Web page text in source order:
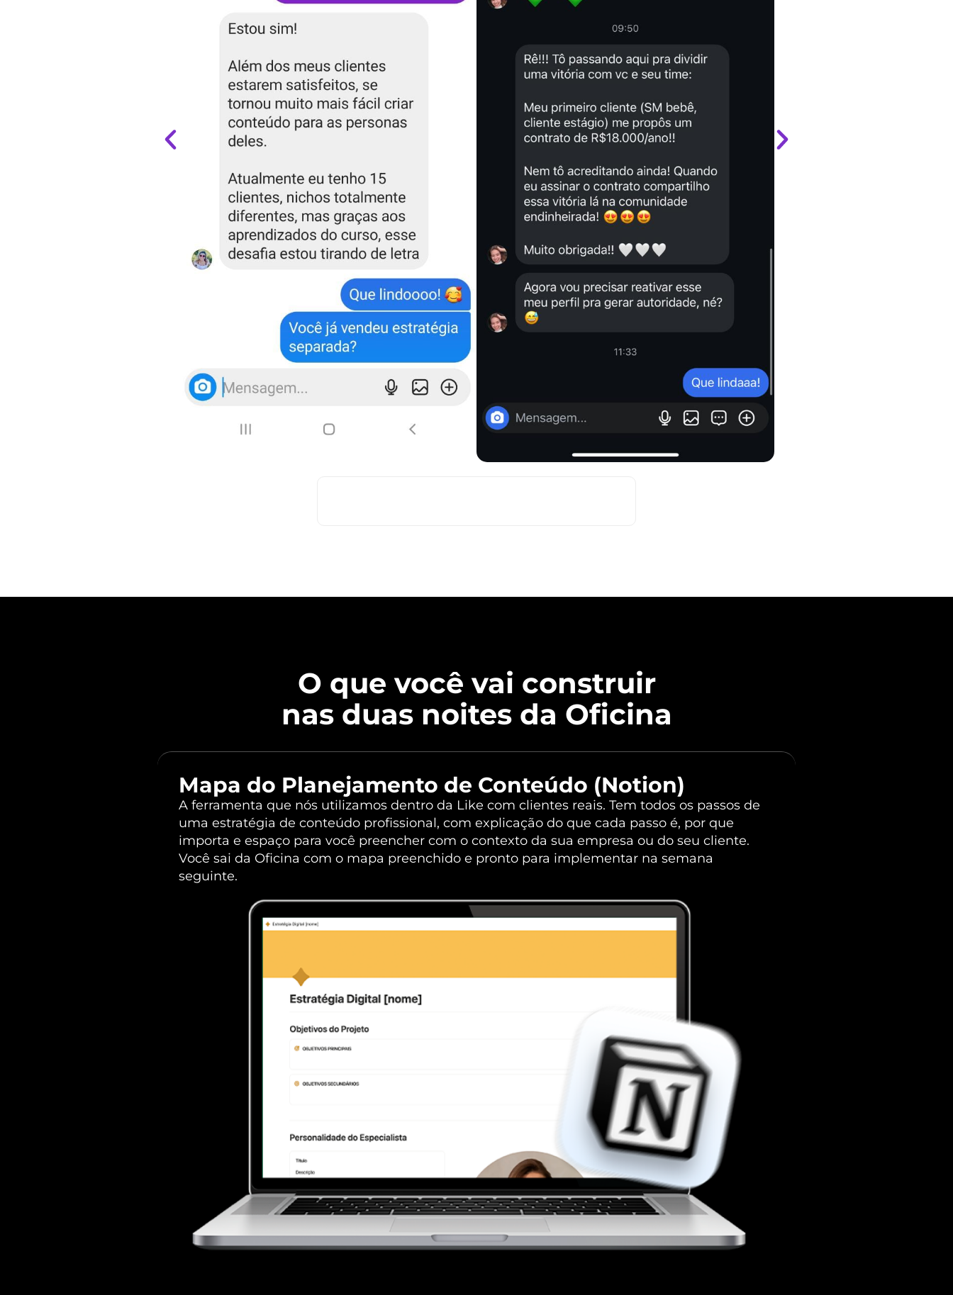
O que você vai construir
nas duas noites da Oficina
Mapa do Planejamento de Conteúdo (Notion)
A ferramenta que nós utilizamos dentro da Like com clientes reais. Tem todos os passos de
uma estratégia de conteúdo profissional, com explicação do que cada passo é, por que
importa e espaço para você preencher com o contexto da sua empresa ou do seu cliente.
Você sai da Oficina com o mapa preenchido e pronto para implementar na semana
seguinte.